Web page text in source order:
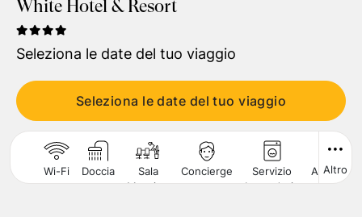
Viaggiatori
1Camera, 2Adulti
CERCA
White Hotel & Resort
Seleziona le date del tuo viaggio
Seleziona le date del tuo viaggio
Wi-Fi Doccia
Sala
Meeting
Concierge
Servizio
Lavanderia
Altro